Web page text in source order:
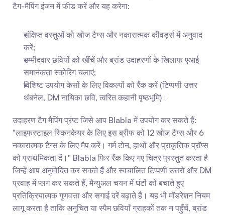
टैग-मैपिंग इंजन में फीड करें और यह करेगा:
संक्षिप्त वस्तुओं को खोज टैग्स और नकारात्मक कीवर्ड्स में अनुवाद
करें;
उम्मीदवार छवियों को खींचें और ब्रांड उदाहरणों के खिलाफ एआई
समानंकता स्कोरिंग चलाएं;
विशिष्ट उपयोग केसों के लिए विकल्पों को रैंक करें (टिप्पणी उत्तर
थंबनेल, DM नायिका छवि, त्वरित कहानी पृष्ठभूमि)।
उदाहरण टैग मैपिंग प्रंप्ट जिसे आप Blabla में उपयोग कर सकते हैं:
"लाइफस्टाइल स्किनकेयर के लिए इस ब्रीफ को 12 खोज टैग्स और 6
नकारात्मक टैग्स के लिए मैप करें। गर्म टोन, हाथों और प्राकृतिक प्रॉप्स
को प्राथमिकता दें।" Blabla फिर रैंक किए गए चित्र प्रस्तुत करता है
जिन्हें आप अनुमोदित कर सकते हैं और स्वचालित टिप्पणी उत्तरों और DM
प्रवाह में प्लग कर सकते हैं, मैन्युअल चयन में घंटों को बचाते हुए
प्रतिक्रियात्मक गुणवत्ता और सगाई दरें बढ़ाते हैं। यह भी मॉडरेशन नियम
लागू करता है ताकि अनुचित या स्पैम छवियाँ ग्राहकों तक न पहुँचें, ब्रांड